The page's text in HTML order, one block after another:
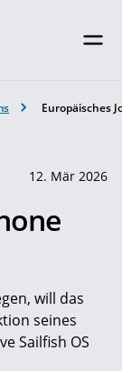
Europäisches
12. Mär 2026
will das
seines
Sailfish OS